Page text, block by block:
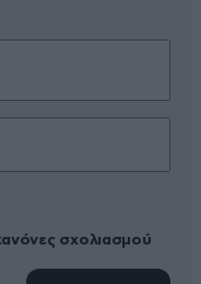
σχολιασμού